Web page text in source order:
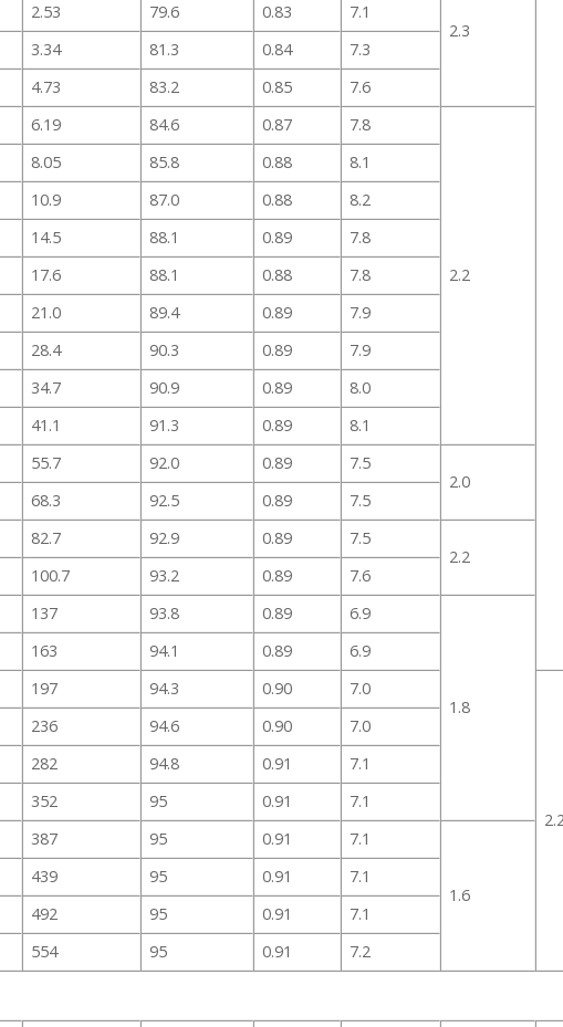
2.3
2.53 79.6 0.83
7.1
3.34 81.3 0.84
7.3
4.73 83.2 0.85
7.6
6.19 84.6 0.87 7.8
2.2
8.05 85.8 0.88
8.1
10.9 87.0 0.88
8.2
14.5 88.1 0.89
7.8
17.6 88.1 0.88
7.8
21.0 89.4 0.89
7.9
28.4 90.3 0.89
7.9
34.7 90.9 0.89
8.0
41.1 91.3 0.89
8.1
55.7 92.0 0.89
7.5
2.0
68.3 92.5 0.89
7.5
82.7 92.9 0.89
7.5
2.2
100.7 93.2 0.89
7.6
137 93.8 0.89 6.9
1.8
163 94.1 0.89
6.9
197 94.3 0.90 7.0
236 94.6 0.90
7.0
282 94.8 0.91
7.1
352 95 0.91
7.1
387 95 0.91 7.1
1.6
439 95 0.91
7.1
492 95 0.91
7.1
554 95 0.91 7.2